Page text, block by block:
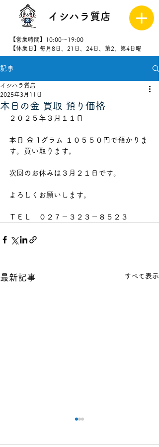
イシハラ質店
【営業時間】10:00～19:00
【休業日】毎月8日、21日、24日、第2、第4日曜
8523
記事
本日の金 買取 預り価格
イシハラ質店
2025年3月11日
２０２５年３月１１日
本日 金 1グラム １０５５０円で預かりま
す。買い取ります。
次回のお休みは３月２１日です。
よろしくお願いします。
ＴＥＬ　０２７－３２３－８５２３
最新記事 すべて表示